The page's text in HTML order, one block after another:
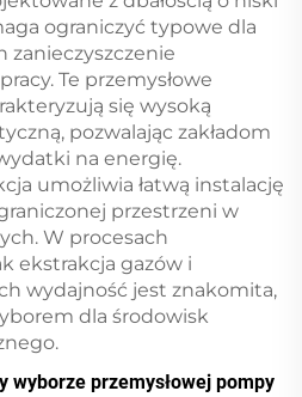
ograniczyć typowe dla
zanieczyszczenie
Te przemysłowe
się wysoką
pozwalając zakładom
na energię.
umożliwia łatwą instalację
przestrzeni w
W procesach
ekstrakcja gazów i
wydajność jest znakomita,
dla środowisk
wyborze przemysłowej pompy